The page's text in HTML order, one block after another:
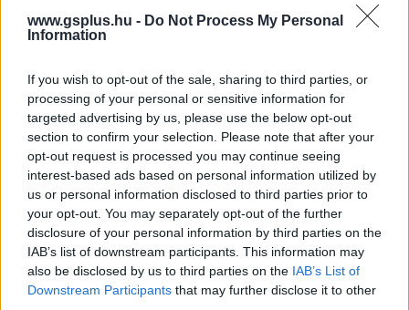
www.gsplus.hu - Do Not Process My Personal
Information
If you wish to opt-out of the sale, sharing to third parties, or
processing of your personal or sensitive information for
targeted advertising by us, please use the below opt-out
section to confirm your selection. Please note that after your
opt-out request is processed you may continue seeing
interest-based ads based on personal information utilized by
us or personal information disclosed to third parties prior to
your opt-out. You may separately opt-out of the further
disclosure of your personal information by third parties on the
IAB’s list of downstream participants. This information may
also be disclosed by us to third parties on the IAB’s List of
Downstream Participants that may further disclose it to other
| 2012.12.25 15:00
szerezhetitek be több, mint 50%-os kedvezményekkel.